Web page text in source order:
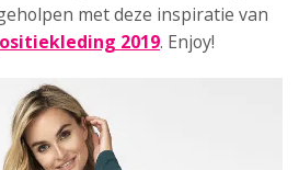
met deze inspiratie van
2019. Enjoy!